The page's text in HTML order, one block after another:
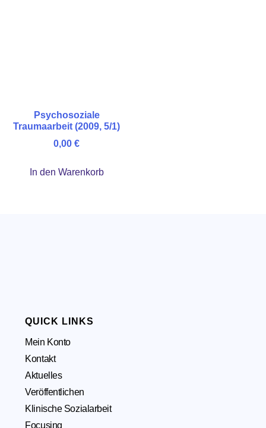
Psychosoziale
Traumaarbeit (2009, 5/1)
0,00 €
In den Warenkorb
QUICK LINKS
Mein Konto
Kontakt
Aktuelles
Veröffentlichen
Klinische Sozialarbeit
Focusing